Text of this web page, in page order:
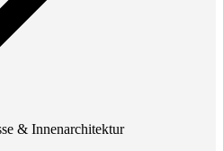
& Innenarchitektur